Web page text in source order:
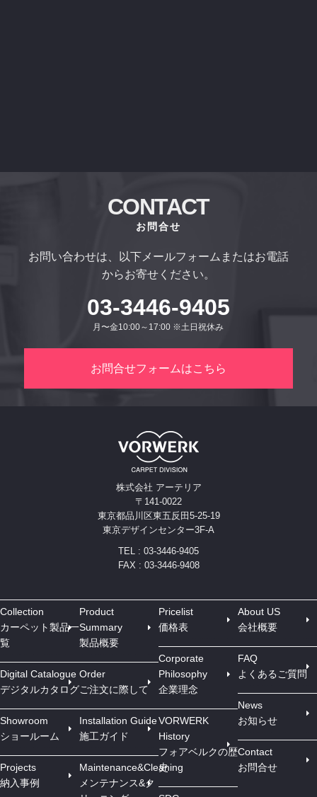
CONTACT
お問合せ
お問い合わせは、以下メールフォームまたはお電話
からお寄せください。
03-3446-9405
月〜金10:00～17:00 ※土日祝休み
お問合せフォームはこちら
株式会社 アーテリア
〒141-0022
東京都品川区東五反田5-25-19
東京デザインセンター3F-A
TEL : 03-3446-9405
FAX : 03-3446-9408
Collection
カーペット製品一
覧
Digital Catalogue
デジタルカタログ
Showroom
ショールーム
Projects
納入事例
Product
Summary
製品概要
Order
ご注文に際して
Installation Guide
施工ガイド
Maintenance&Cleaning
メンテナンス&ク
Pricelist
価格表
Corporate
Philosophy
企業理念
VORWERK
History
フォアベルクの歴
史
About US
会社概要
FAQ
よくあるご質問
News
お知らせ
Contact
お問合せ